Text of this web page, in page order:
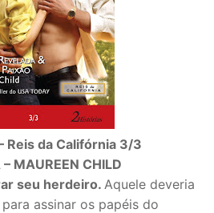
Reis da Califórnia 3/3
MAUREEN CHILD
seu herdeiro. Aquele deveria
assinar os papéis do